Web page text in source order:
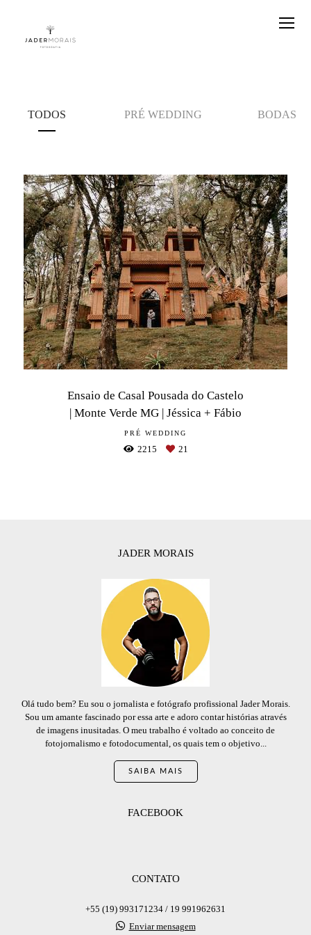
TODOS PRÉ WEDDING BODAS
Ensaio de Casal Pousada do Castelo
| Monte Verde MG | Jéssica + Fábio
PRÉ WEDDING
2215 21
JADER MORAIS
Olá tudo bem? Eu sou o jornalista e fotógrafo profissional Jader Morais.
Sou um amante fascinado por essa arte e adoro contar histórias através
de imagens inusitadas. O meu trabalho é voltado ao conceito de
fotojornalismo e fotodocumental, os quais tem o objetivo...
SAIBA MAIS
FACEBOOK
CONTATO
+55 (19) 993171234 / 19 991962631
Enviar mensagem